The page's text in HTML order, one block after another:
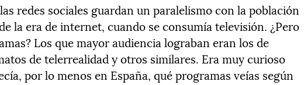
redes sociales guardan un paralelismo con la población
la era de internet, cuando se consumía televisión. ¿Pero
Los que mayor audiencia lograban eran los de
de telerrealidad y otros similares. Era muy curioso
por lo menos en España, qué programas veías según